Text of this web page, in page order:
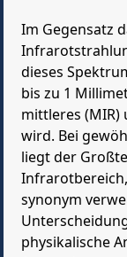
Im Gegensatz
dieses
bis zu 1
mittleres
wird. Bei
liegt der
synonym
physikalische